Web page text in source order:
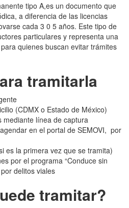
tipo A,es un documento que
a diferencia de las licencias
cada 3 0 5 años. Este tipo de
particulares y representa una
quienes buscan evitar trámites
tramitarla
(CDMX o Estado de México)
mediante línea de captura
en el portal de SEMOVI, por
es la primera vez que se tramita)
por el programa “Conduce sin
delitos viales
tramitar?